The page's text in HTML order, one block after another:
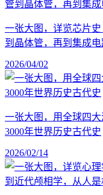
一张大图，详览芯片
到晶体管，再到集成
2026/04/02
一张大图，用全球四
3000年世界历史古代史
2026/02/14